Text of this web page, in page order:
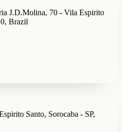
J.D.Molina, 70 - Vila Espirito
Brazil
Santo, Sorocaba - SP,